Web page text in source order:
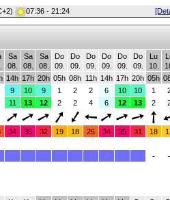
07:36 - 21:24
Sa
08.
Sa
08.
Sa
08.
Do
09.
Do
09.
Do
09.
Do
09.
Do
09.
Do
09.
Lu
10.
14h 17h 20h 05h 08h 11h 14h 17h 20h 05h
9 10 9 1 2 2 6 10 10 1
11 13 12 2 2 4 6 12 13 2
34 35 32 19 18 26 34 35 31 18
- -